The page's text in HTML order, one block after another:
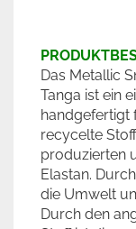
Das Metallic
Tanga ist ein
handgefertigt
recycelte
produzierten
Elastan.
die Umwelt
Durch den